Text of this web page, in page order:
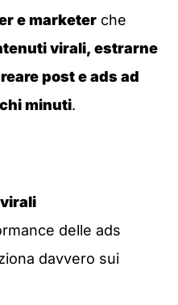
e marketer che
virali, estrarne
post e ads ad
minuti.
delle ads
davvero sui